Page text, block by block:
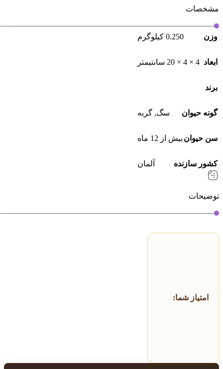
مشخصات
وزن 0.250 کیلوگرم
ابعاد 4 × 4 × 20 سانتیمتر
برند
گونه حیوان سگ, گربه
سن حیوان بیش از 12 ماه
کشور سازنده آلمان
توضیحات
امتیاز شما: